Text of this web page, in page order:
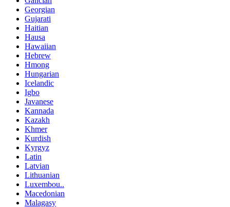
Georgian
Gujarati
Haitian
Hausa
Hawaiian
Hebrew
Hmong
Hungarian
Icelandic
Igbo
Javanese
Kannada
Kazakh
Khmer
Kurdish
Kyrgyz
Latin
Latvian
Lithuanian
Luxembou..
Macedonian
Malagasy